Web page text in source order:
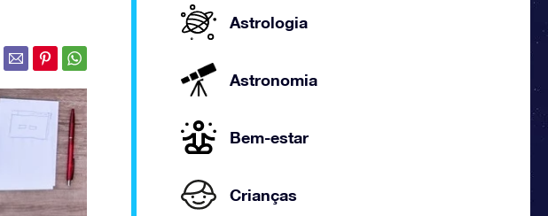
Astrologia
Astronomia
Bem-estar
Crianças